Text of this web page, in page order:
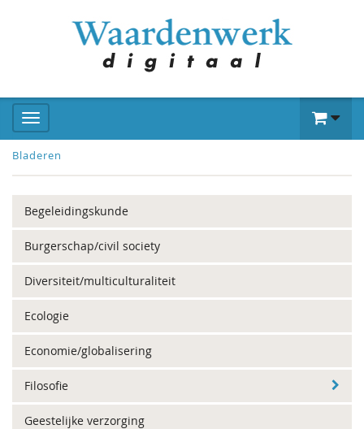
Bladeren
Begeleidingskunde
Burgerschap/civil society
Diversiteit/multiculturaliteit
Ecologie
Economie/globalisering
Filosofie
Geestelijke verzorging